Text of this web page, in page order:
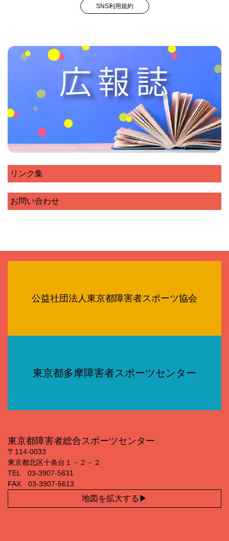
SNS利用規約
リンク集
お問い合わせ
公益社団法人東京都障害者スポーツ協会
東京都多摩障害者スポーツセンター
東京都障害者総合スポーツセンター
〒114‐0033
東京都北区十条台１－２－２
TEL 03‐3907‐5631
FAX 03‐3907‐5613
地図を拡大する